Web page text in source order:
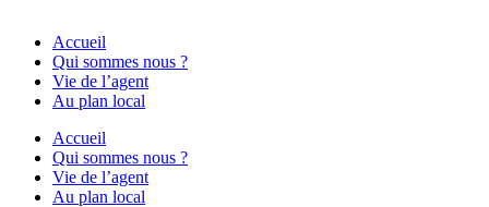
Accueil
Qui sommes nous ?
Vie de l’agent
Au plan local
Accueil
Qui sommes nous ?
Vie de l’agent
Au plan local